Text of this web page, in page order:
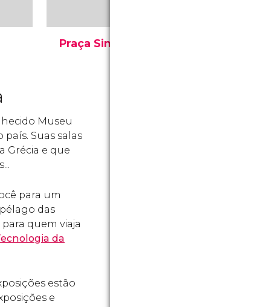
Praça Sintagma
do coração dos
atenienses.
Museu
Suas salas
Grécia e que
para um
das
quem viaja
da
estão
e